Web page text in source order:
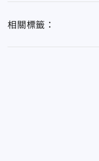
相關標籤：